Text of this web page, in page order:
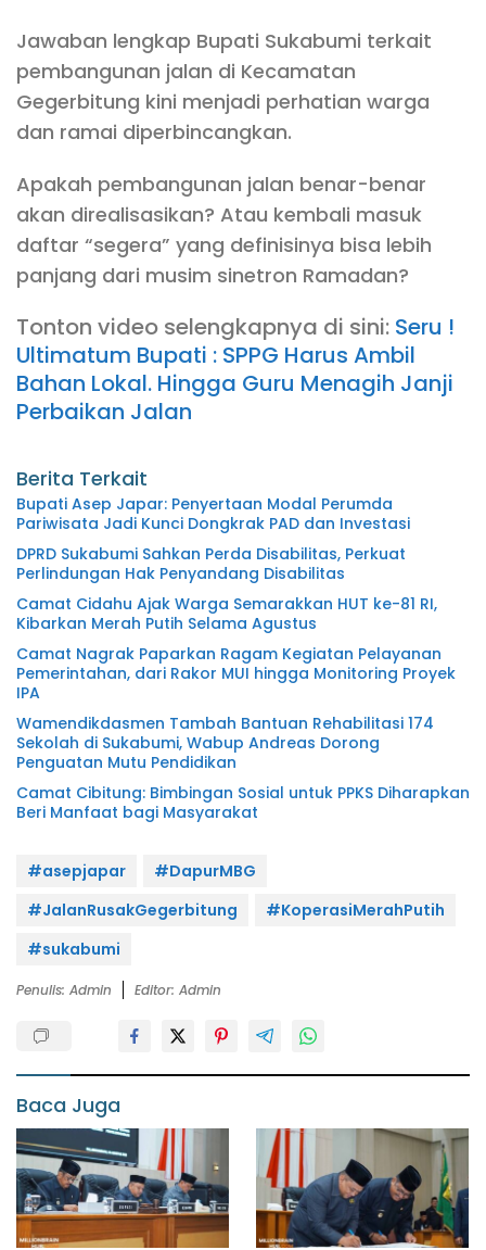
Jawaban lengkap Bupati Sukabumi terkait
pembangunan jalan di Kecamatan
Gegerbitung kini menjadi perhatian warga
dan ramai diperbincangkan.
Apakah pembangunan jalan benar-benar
akan direalisasikan? Atau kembali masuk
daftar “segera” yang definisinya bisa lebih
panjang dari musim sinetron Ramadan?
Tonton video selengkapnya di sini: Seru !
Ultimatum Bupati : SPPG Harus Ambil
Bahan Lokal. Hingga Guru Menagih Janji
Perbaikan Jalan
Berita Terkait
Bupati Asep Japar: Penyertaan Modal Perumda
Pariwisata Jadi Kunci Dongkrak PAD dan Investasi
DPRD Sukabumi Sahkan Perda Disabilitas, Perkuat
Perlindungan Hak Penyandang Disabilitas
Camat Cidahu Ajak Warga Semarakkan HUT ke-81 RI,
Kibarkan Merah Putih Selama Agustus
Camat Nagrak Paparkan Ragam Kegiatan Pelayanan
Pemerintahan, dari Rakor MUI hingga Monitoring Proyek
IPA
Wamendikdasmen Tambah Bantuan Rehabilitasi 174
Sekolah di Sukabumi, Wabup Andreas Dorong
Penguatan Mutu Pendidikan
Camat Cibitung: Bimbingan Sosial untuk PPKS Diharapkan
Beri Manfaat bagi Masyarakat
#asepjapar
#DapurMBG
#JalanRusakGegerbitung
#KoperasiMerahPutih
#sukabumi
Penulis: Admin Editor: Admin
Baca Juga